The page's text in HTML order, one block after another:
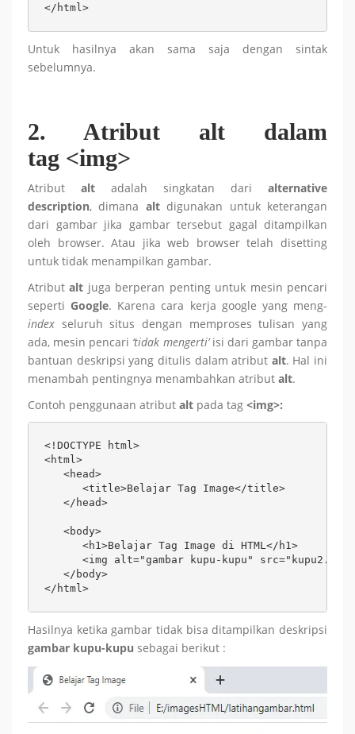
</html>
Untuk hasilnya akan sama saja dengan sintak
sebelumnya.
2. Atribut alt dalam
tag <img>
Atribut alt adalah singkatan dari alternative
description, dimana altdigunakan untuk keterangan
dari gambar jika gambar tersebut gagal ditampilkan
oleh browser. Atau jika web browser telah disetting
untuk tidak menampilkan gambar.
Atributalt juga berperan penting untuk mesin pencari
seperti Google. Karena cara kerja google yang meng-
index seluruh situs dengan memproses tulisan yang
ada, mesin pencari ‘tidak mengerti’isi dari gambar tanpa
bantuan deskripsi yang ditulis dalam atribut alt. Hal ini
menambah pentingnya menambahkan atribut alt.
Contoh penggunaan atribut alt pada tag <img>:
<!DOCTYPE html>
<html>
   <head>
      <title>Belajar Tag Image</title>
   </head>
   <body>
      <h1>Belajar Tag Image di HTML</h1>
<img alt="gambar kupu-kupu"
   </body>
</html>
Hasilnya ketika gambar tidak bisa ditampilkan deskripsi
gambar kupu-kupu sebagai berikut :